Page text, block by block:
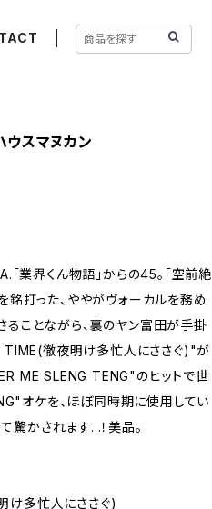
ウスマヌカン
業界くん物語」からの45。「空前絶
銘打った、ややがヴォーカルを務め
ことながら、裏のヤン富田が手掛
徹夜明け多忙人にささぐ)"が
ME SLENG TENG"のヒットで世
オケを、ほぼ同時期に使用してい
驚かされます...！美品。
多忙人にささぐ)